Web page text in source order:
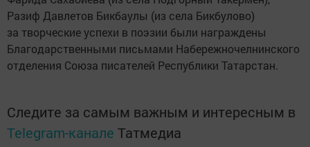
Разиф Давлетов Бикбаулы (из села Бикбулово)
за творческие успехи в поэзии были награждены
Благодарственными письмами Набережночелнинского
отделения Союза писателей Республики Татарстан.
Следите за самым важным и интересным в
Telegram-канале Татмедиа